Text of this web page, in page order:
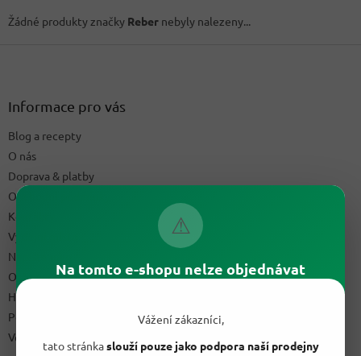
⚠
Na tomto e-shopu nelze objednávat
Vážení zákazníci,
tato stránkaslouží pouze jako podpora naší prodejny
Žádné produkty značky Reber nebyly nalezeny...
Informace pro vás
Blog a recepty
O nás
Doprava & platby
Obchodní podmínky
Kontakty
Výdejní místo
Napište nám
Ochrana osobních údajů GDPR
Hodnocení obchodu
Podmínky uplatnění práv z vadného plnění a reklamační řád
Velkoobchod